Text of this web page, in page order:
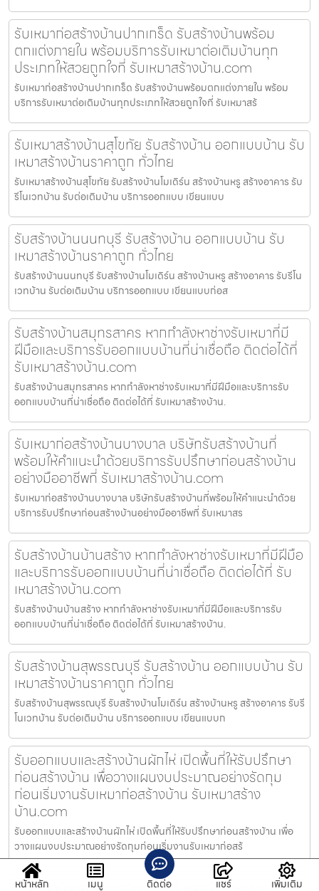
รับเหมาก่อสร้างบ้านปากเกร็ด รับสร้างบ้านพร้อม
ตกแต่งภายใน พร้อมบริการรับเหมาต่อเติมบ้านทุก
ประเภทให้สวยถูกใจที่ รับเหมาสร้างบ้าน.com
รับเหมาก่อสร้างบ้านปากเกร็ด รับสร้างบ้านพร้อมตกแต่งภายใน พร้อม
บริการรับเหมาต่อเติมบ้านทุกประเภทให้สวยถูกใจที่ รับเหมาสร้
รับเหมาสร้างบ้านสุโขทัย รับสร้างบ้าน ออกแบบบ้าน รับ
เหมาสร้างบ้านราคาถูก ทั่วไทย
รับเหมาสร้างบ้านสุโขทัย รับสร้างบ้านโมเดิร์น สร้างบ้านหรู สร้างอาคาร รับ
รีโนเวทบ้าน รับต่อเติมบ้าน บริการออกแบบ เขียนแบบ
รับสร้างบ้านนนทบุรี รับสร้างบ้าน ออกแบบบ้าน รับ
เหมาสร้างบ้านราคาถูก ทั่วไทย
รับสร้างบ้านนนทบุรี รับสร้างบ้านโมเดิร์น สร้างบ้านหรู สร้างอาคาร รับรีโน
เวทบ้าน รับต่อเติมบ้าน บริการออกแบบ เขียนแบบก่อส
รับสร้างบ้านสมุทรสาคร หากกำลังหาช่างรับเหมาที่มี
ฝีมือและบริการรับออกแบบบ้านที่น่าเชื่อถือ ติดต่อได้ที่
รับเหมาสร้างบ้าน.com
รับสร้างบ้านสมุทรสาคร หากกำลังหาช่างรับเหมาที่มีฝีมือและบริการรับ
ออกแบบบ้านที่น่าเชื่อถือ ติดต่อได้ที่ รับเหมาสร้างบ้าน.
รับเหมาก่อสร้างบ้านบางบาล บริษัทรับสร้างบ้านที่
พร้อมให้คำแนะนำด้วยบริการรับปรึกษาก่อนสร้างบ้าน
อย่างมืออาชีพที่ รับเหมาสร้างบ้าน.com
รับเหมาก่อสร้างบ้านบางบาล บริษัทรับสร้างบ้านที่พร้อมให้คำแนะนำด้วย
บริการรับปรึกษาก่อนสร้างบ้านอย่างมืออาชีพที่ รับเหมาสร
รับสร้างบ้านบ้านสร้าง หากกำลังหาช่างรับเหมาที่มีฝีมือ
และบริการรับออกแบบบ้านที่น่าเชื่อถือ ติดต่อได้ที่ รับ
เหมาสร้างบ้าน.com
รับสร้างบ้านบ้านสร้าง หากกำลังหาช่างรับเหมาที่มีฝีมือและบริการรับ
ออกแบบบ้านที่น่าเชื่อถือ ติดต่อได้ที่ รับเหมาสร้างบ้าน.
รับสร้างบ้านสุพรรณบุรี รับสร้างบ้าน ออกแบบบ้าน รับ
เหมาสร้างบ้านราคาถูก ทั่วไทย
รับสร้างบ้านสุพรรณบุรี รับสร้างบ้านโมเดิร์น สร้างบ้านหรู สร้างอาคาร รับรี
โนเวทบ้าน รับต่อเติมบ้าน บริการออกแบบ เขียนแบบก
รับออกแบบและสร้างบ้านผักไห่ เปิดพื้นที่ให้รับปรึกษา
ก่อนสร้างบ้าน เพื่อวางแผนงบประมาณอย่างรัดกุม
ก่อนเริ่มงานรับเหมาก่อสร้างบ้าน รับเหมาสร้าง
บ้าน.com
รับออกแบบและสร้างบ้านผักไห่ เปิดพื้นที่ให้รับปรึกษาก่อนสร้างบ้าน เพื่อ
วางแผนงบประมาณอย่างรัดกุมก่อนเริ่มงานรับเหมาก่อสร้
หน้าหลัก เมนู ติดต่อ แชร์ เพิ่มเติม